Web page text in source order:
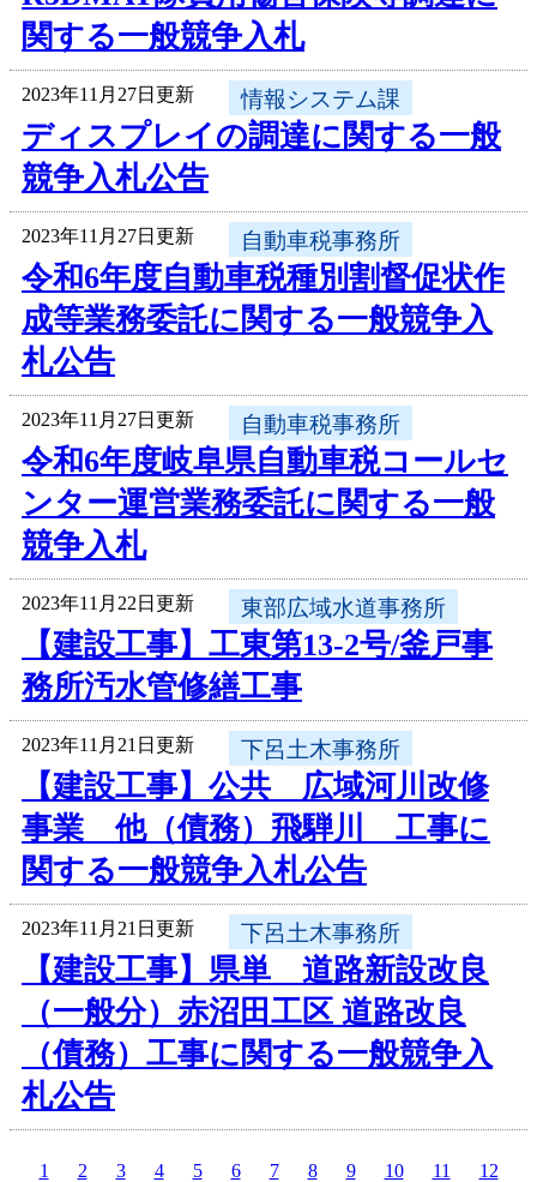
関する一般競争入札
2023年11月27日更新 情報システム課
ディスプレイの調達に関する一般
競争入札公告
2023年11月27日更新 自動車税事務所
令和6年度自動車税種別割督促状作
成等業務委託に関する一般競争入
札公告
2023年11月27日更新 自動車税事務所
令和6年度岐阜県自動車税コールセ
ンター運営業務委託に関する一般
競争入札
2023年11月22日更新 東部広域水道事務所
【建設工事】工東第13-2号/釜戸事
務所汚水管修繕工事
2023年11月21日更新 下呂土木事務所
【建設工事】公共 広域河川改修
事業 他（債務）飛騨川 工事に
関する一般競争入札公告
2023年11月21日更新 下呂土木事務所
【建設工事】県単 道路新設改良
（一般分）赤沼田工区 道路改良
（債務）工事に関する一般競争入
札公告
1 2 3 4 5 6 7 8 9 10 11
12